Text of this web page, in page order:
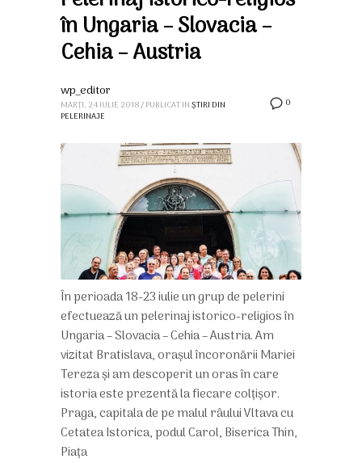
în Ungaria – Slovacia –
Cehia – Austria
0
wp_editor
MARȚI, 24 IULIE 2018/PUBLICAT INȘTIRI DIN
PELERINAJE
În perioada 18-23 iulie un grup de pelerini
efectuează un pelerinaj istorico-religios în
Ungaria – Slovacia – Cehia – Austria. Am
vizitat Bratislava, orașul încoronării Mariei
Tereza și am descoperit un oras în care
istoria este prezentă la fiecare colțișor.
Praga, capitala de pe malul râului Vltava cu
Cetatea Istorica, podul Carol, Biserica Thin,
Piața